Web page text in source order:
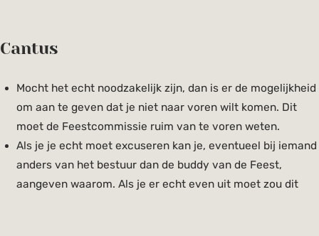
Cantus
Mocht het echt noodzakelijk zijn, dan is er de mogelijkheid
om aan te geven dat je niet naar voren wilt komen. Dit
moet de Feestcommissie ruim van te voren weten.
Als je je echt moet excuseren kan je, eventueel bij iemand
anders van het bestuur dan de buddy van de Feest,
aangeven waarom. Als je er echt even uit moet zou dit